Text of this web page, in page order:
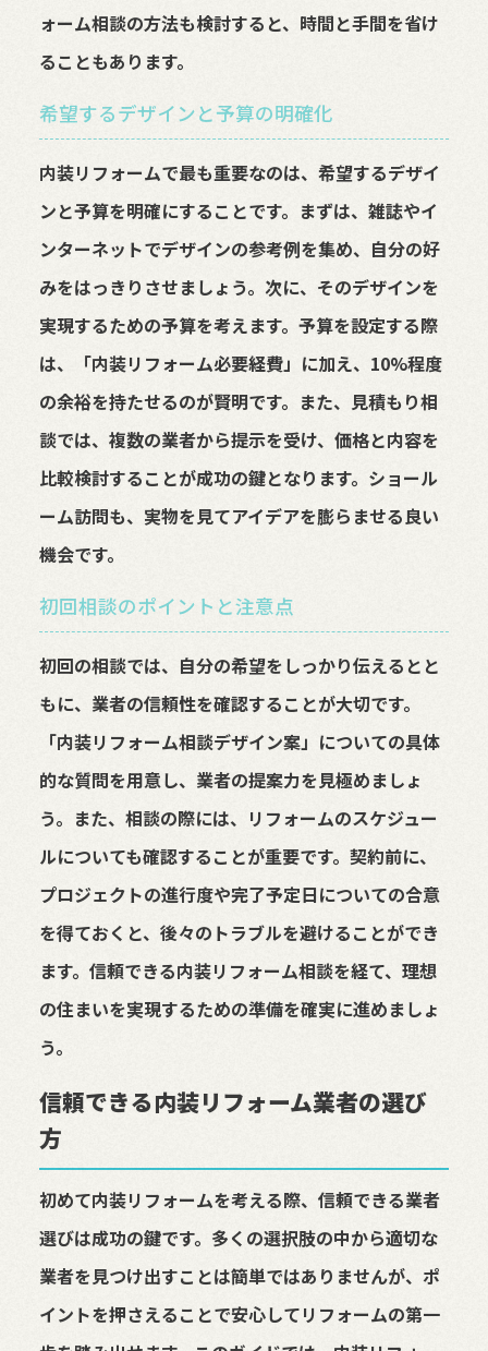
ォーム相談の方法も検討すると、時間と手間を省け
ることもあります。
希望するデザインと予算の明確化
内装リフォームで最も重要なのは、希望するデザイ
ンと予算を明確にすることです。まずは、雑誌やイ
ンターネットでデザインの参考例を集め、自分の好
みをはっきりさせましょう。次に、そのデザインを
実現するための予算を考えます。予算を設定する際
は、「内装リフォーム必要経費」に加え、10%程度
の余裕を持たせるのが賢明です。また、見積もり相
談では、複数の業者から提示を受け、価格と内容を
比較検討することが成功の鍵となります。ショール
ーム訪問も、実物を見てアイデアを膨らませる良い
機会です。
初回相談のポイントと注意点
初回の相談では、自分の希望をしっかり伝えるとと
もに、業者の信頼性を確認することが大切です。
「内装リフォーム相談デザイン案」についての具体
的な質問を用意し、業者の提案力を見極めましょ
う。また、相談の際には、リフォームのスケジュー
ルについても確認することが重要です。契約前に、
プロジェクトの進行度や完了予定日についての合意
を得ておくと、後々のトラブルを避けることができ
ます。信頼できる内装リフォーム相談を経て、理想
の住まいを実現するための準備を確実に進めましょ
う。
信頼できる内装リフォーム業者の選び
方
初めて内装リフォームを考える際、信頼できる業者
選びは成功の鍵です。多くの選択肢の中から適切な
業者を見つけ出すことは簡単ではありませんが、ポ
イントを押さえることで安心してリフォームの第一